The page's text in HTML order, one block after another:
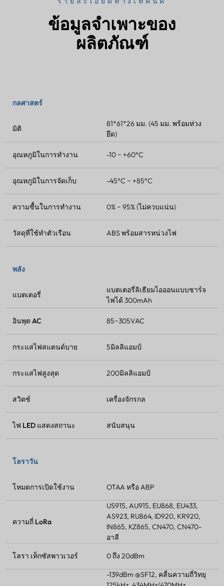
ข้อมูลจำเพาะของ
ผลิตภัณฑ์
กลศาสตร์
มิติ
81*61*26 มม. (45 มม. พร้อมห่วง
ยึด)
อุณหภูมิในการทำงาน -10 ~ +60°C
อุณหภูมิในการจัดเก็บ -45°C ~ +85°C
ความชื้นในการทำงาน 0% ~ 95% (ไม่ควบแน่น)
วัสดุที่ใช้ทำตัวเรือน ABS พร้อมสารหน่วงไฟ
พลัง
แบตเตอรี่
แบตเตอรี่ลิเธียมไอออนแบบชาร์จ
ไฟได้ 300mAh
อินพุต AC 85~305VAC
กระแสไฟสแตนด์บาย 5มิลลิแอมป์
กระแสไฟสูงสุด 200มิลลิแอมป์
สวิตช์ เครื่องจักรกล
ไฟ LED แสดงสถานะ สนับสนุน
โลราวัน
โหมดการเปิดใช้งาน OTAA หรือ ABP
ความถี่ LoRa
US915, AU915, EU868, EU433,
AS923, RU864, ID920, KR920,
IN865, KZ865, CN470, CN470-
อาลี
โลรา เท็กซัสพาวเวอร์ 0 ถึง 20dBm
-139dBm @SF12, คลื่นความถี่วิทยุ